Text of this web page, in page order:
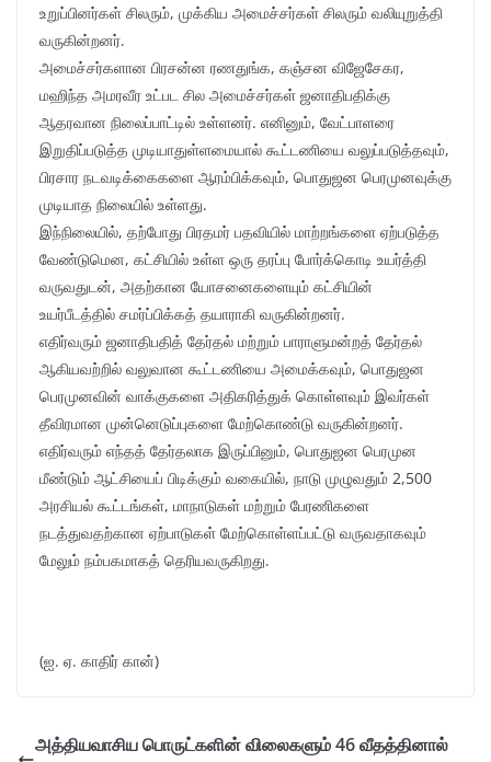
உறுப்பினர்கள் சிலரும், முக்கிய அமைச்சர்கள் சிலரும் வலியுறுத்தி
வருகின்றனர்.
அமைச்சர்களான பிரசன்ன ரணதுங்க, கஞ்சன விஜேசேகர,
மஹிந்த அமரவீர உட்பட சில அமைச்சர்கள் ஜனாதிபதிக்கு
ஆதரவான நிலைப்பாட்டில் உள்ளனர். எனினும், வேட்பாளரை
இறுதிப்படுத்த முடியாதுள்ளமையால் கூட்டணியை வலுப்படுத்தவும்,
பிரசார நடவடிக்கைகளை ஆரம்பிக்கவும், பொதுஜன பெரமுனவுக்கு
முடியாத நிலையில் உள்ளது.
இந்நிலையில், தற்போது பிரதமர் பதவியில் மாற்றங்களை ஏற்படுத்த
வேண்டுமென, கட்சியில் உள்ள ஒரு தரப்பு போர்க்கொடி உயர்த்தி
வருவதுடன், அதற்கான யோசனைகளையும் கட்சியின்
உயர்பீடத்தில் சமர்ப்பிக்கத் தயாராகி வருகின்றனர்.
எதிர்வரும் ஜனாதிபதித் தேர்தல் மற்றும் பாராளுமன்றத் தேர்தல்
ஆகியவற்றில் வலுவான கூட்டணியை அமைக்கவும், பொதுஜன
பெரமுனவின் வாக்குகளை அதிகரித்துக் கொள்ளவும் இவர்கள்
தீவிரமான முன்னெடுப்புகளை மேற்கொண்டு வருகின்றனர்.
எதிர்வரும் எந்தத் தேர்தலாக இருப்பினும், பொதுஜன பெரமுன
மீண்டும் ஆட்சியைப் பிடிக்கும் வகையில், நாடு முழுவதும் 2,500
அரசியல் கூட்டங்கள், மாநாடுகள் மற்றும் பேரணிகளை
நடத்துவதற்கான ஏற்பாடுகள் மேற்கொள்ளப்பட்டு வருவதாகவும்
மேலும் நம்பகமாகத் தெரியவருகிறது.
(ஐ. ஏ. காதிர் கான்)
அத்தியவாசிய பொருட்களின் விலைகளும் 46 வீதத்தினால்